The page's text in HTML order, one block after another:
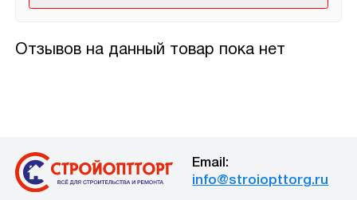
Отзывов на данный товар пока нет
Email:
info@stroiopttorg.ru